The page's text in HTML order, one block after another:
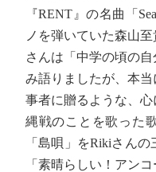
『RENT』の名曲「
ノを弾いていた森山
さんは「中学の頃の
み語りましたが、本
事者に贈るような、
縄戦のことを歌った
「島唄」をRikiさん
「素晴らしい！アン